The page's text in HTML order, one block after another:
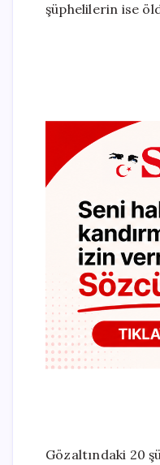
şüphelilerin ise
Gözaltındaki 20